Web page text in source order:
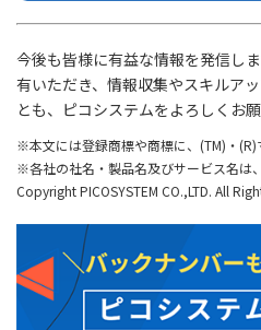
今後も皆様に有益な情報を発信し
有いただき、情報収集やスキルア
とも、ピコシステムをよろしくお願
※本文には登録商標や商標に、(TM)・(R)
※各社の社名・製品名及びサービス名は
Copyright PICOSYSTEM CO.,LTD. All